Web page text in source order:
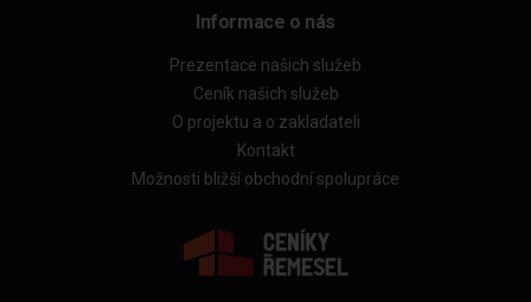
Informace o nás
Prezentace našich služeb
Ceník našich služeb
O projektu a o zakladateli
Kontakt
Možnosti bližší obchodní spolupráce